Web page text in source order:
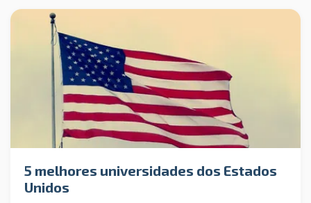
5 melhores universidades dos Estados
Unidos